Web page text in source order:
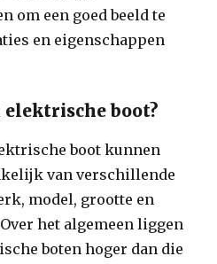
om een goed beeld te
en eigenschappen
elektrische boot?
boot kunnen
van verschillende
model, grootte en
het algemeen liggen
boten hoger dan die